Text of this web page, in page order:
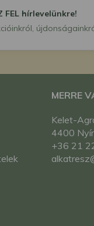
FEL hírlevelünkre!
MERRE
Kelet-
4400
+36 21